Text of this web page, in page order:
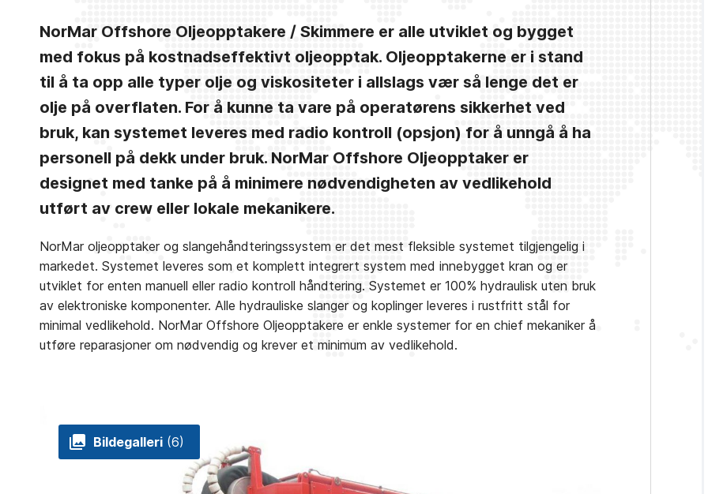
NorMar Offshore Oljeopptakere / Skimmere er alle utviklet og bygget
med fokus på kostnadseffektivt oljeopptak. Oljeopptakerne er i stand
til å ta opp alle typer olje og viskositeter i allslags vær så lenge det er
olje på overflaten. For å kunne ta vare på operatørens sikkerhet ved
bruk, kan systemet leveres med radio kontroll (opsjon) for å unngå å ha
personell på dekk under bruk. NorMar Offshore Oljeopptaker er
designet med tanke på å minimere nødvendigheten av vedlikehold
utført av crew eller lokale mekanikere.
NorMar oljeopptaker og slangehåndteringssystem er det mest fleksible systemet tilgjengelig i
markedet. Systemet leveres som et komplett integrert system med innebygget kran og er
utviklet for enten manuell eller radio kontroll håndtering. Systemet er 100% hydraulisk uten bruk
av elektroniske komponenter. Alle hydrauliske slanger og koplinger leveres i rustfritt stål for
minimal vedlikehold. NorMar Offshore Oljeopptakere er enkle systemer for en chief mekaniker å
utføre reparasjoner om nødvendig og krever et minimum av vedlikehold.
Bildegalleri (6)